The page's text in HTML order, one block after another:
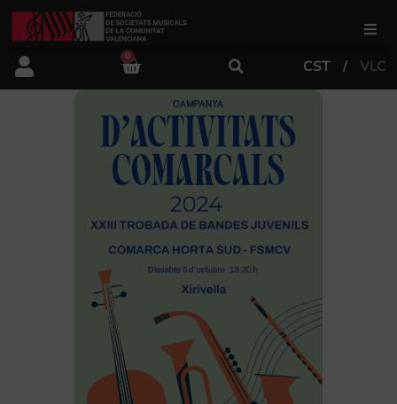
FSMCV
Áreas de gestión
Área educativa
Área artística
Actualidad
0
CST VLC